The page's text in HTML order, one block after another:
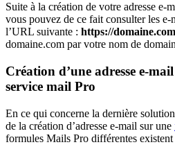
Suite à la création de votre adresse e-
vous pouvez de ce fait consulter les e-
l’URL suivante : https://
domaine.com par votre nom de
Création d’une adresse e-
service mail Pro
En ce qui concerne la dernière
de la création d’adresse e-mail sur une
formules Mails Pro différentes